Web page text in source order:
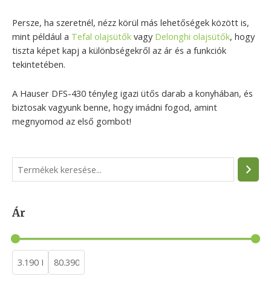
e
r
c
h
Ár
Persze, ha szeretnél, nézz körül más lehetőségek között is,
mint például a Tefal olajsütők vagy Delonghi olajsütők, hogy
tiszta képet kapj a különbségekről az ár és a funkciók
tekintetében.
A Hauser DFS-430 tényleg igazi ütős darab a konyhában, és
biztosak vagyunk benne, hogy imádni fogod, amint
megnyomod az első gombot!